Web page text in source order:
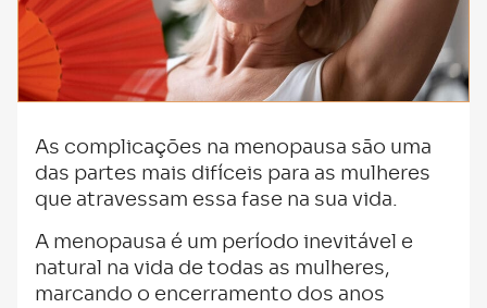
As complicações na menopausa são uma
das partes mais difíceis para as mulheres
que atravessam essa fase na sua vida.
A menopausa é um período inevitável e
natural na vida de todas as mulheres,
marcando o encerramento dos anos